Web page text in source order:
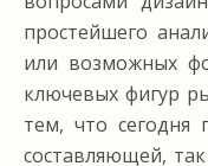
простейшего
или возможных
ключевых фигур
тем, что сегодня
составляющей,